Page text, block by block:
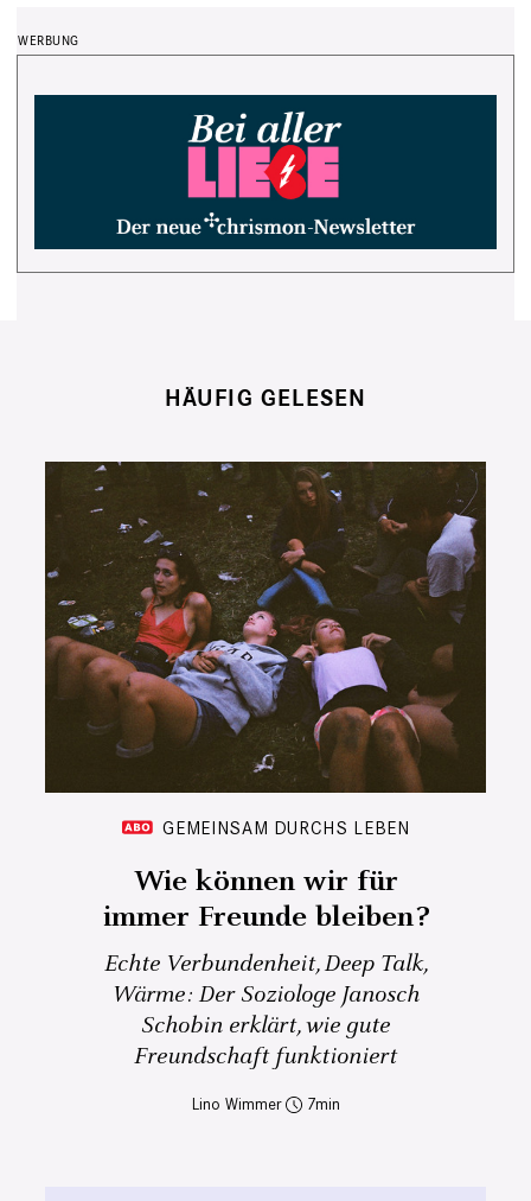
HÄUFIG GELESEN
GEMEINSAM DURCHS LEBEN
Wie können wir für
immer Freunde bleiben?
Echte Verbundenheit, Deep Talk,
Wärme: Der Soziologe Janosch
Schobin erklärt, wie gute
Freundschaft funktioniert
Lino Wimmer 7